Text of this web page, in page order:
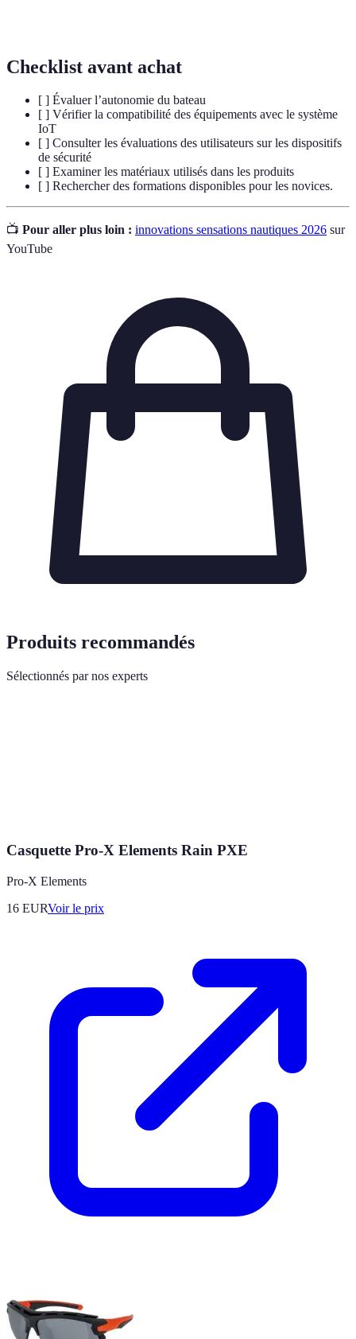
Checklist avant achat
[ ] Évaluer l’autonomie du bateau
[ ] Vérifier la compatibilité des équipements avec le système
IoT
[ ] Consulter les évaluations des utilisateurs sur les dispositifs
de sécurité
[ ] Examiner les matériaux utilisés dans les produits
[ ] Rechercher des formations disponibles pour les novices.
📺 Pour aller plus loin : innovations sensations nautiques 2026 sur
YouTube
Produits recommandés
Sélectionnés par nos experts
Casquette Pro-X Elements Rain PXE
Pro-X Elements
16 EURVoir le prix